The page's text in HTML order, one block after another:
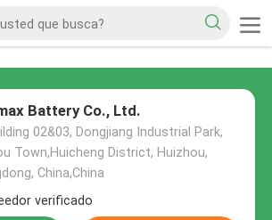
Battery Co., Ltd.
02&03, Dongjiang Industrial Park,
Town,Huicheng District, Huizhou,
China,China
verificado